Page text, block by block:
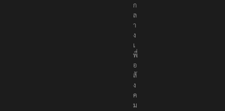
ก
ล
า
ง
เ
พื่
อ
สั
ง
ค
ม